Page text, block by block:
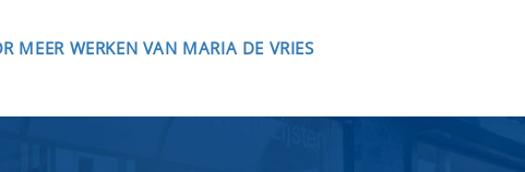
MEER WERKEN VAN MARIA DE VRIES